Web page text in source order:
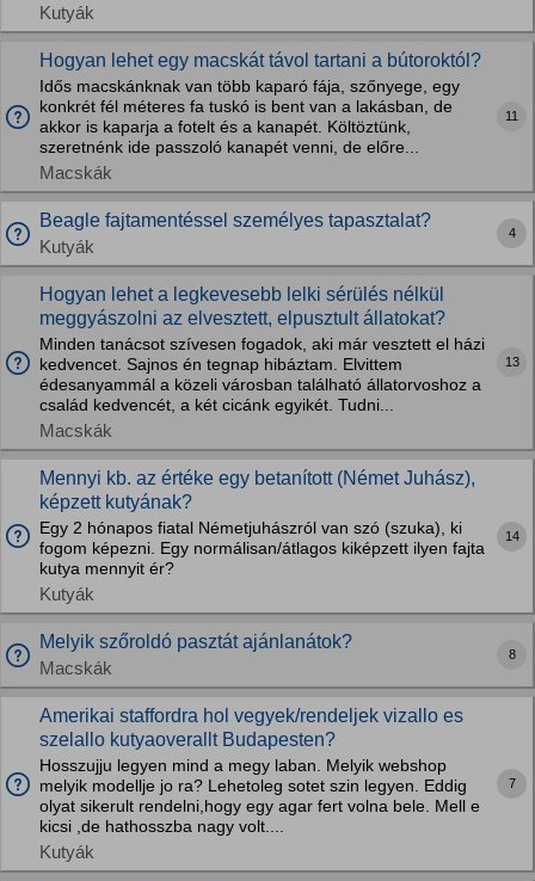
Kutyák
Hogyan lehet egy macskát távol tartani a bútoroktól?
Idős macskánknak van több kaparó fája, szőnyege, egy
konkrét fél méteres fa tuskó is bent van a lakásban, de
akkor is kaparja a fotelt és a kanapét. Költöztünk,
szeretnénk ide passzoló kanapét venni, de előre...
Macskák
11
Beagle fajtamentéssel személyes tapasztalat?
Kutyák
4
Hogyan lehet a legkevesebb lelki sérülés nélkül
meggyászolni az elvesztett, elpusztult állatokat?
Minden tanácsot szívesen fogadok, aki már vesztett el házi
kedvencet. Sajnos én tegnap hibáztam. Elvittem
édesanyammál a közeli városban található állatorvoshoz a
család kedvencét, a két cicánk egyikét. Tudni...
Macskák
13
Mennyi kb. az értéke egy betanított (Német Juhász),
képzett kutyának?
Egy 2 hónapos fiatal Németjuhászról van szó (szuka), ki
fogom képezni. Egy normálisan/átlagos kiképzett ilyen fajta
kutya mennyit ér?
Kutyák
14
Melyik szőroldó pasztát ajánlanátok?
Macskák
8
Amerikai staffordra hol vegyek/rendeljek vizallo es
szelallo kutyaoverallt Budapesten?
Hosszujju legyen mind a megy laban. Melyik webshop
melyik modellje jo ra? Lehetoleg sotet szin legyen. Eddig
olyat sikerult rendelni,hogy egy agar fert volna bele. Mell e
kicsi ,de hathosszba nagy volt....
Kutyák
7